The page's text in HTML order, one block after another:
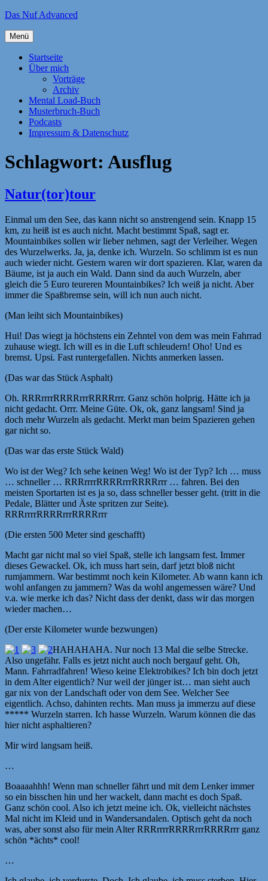
Zum
springen
Das Nuf Advanced
Menü
Startseite
Über mich
Vorträge
Archiv
Mental Load-Buch
Musterbruch-Buch
Podcasts
Impressum & Datenschutz
Schlagwort: Ausflug
Natur(tor)tour
Einmal um den See, das kann nicht so anstrengend sein. Knapp 15
km, zu heiß ist es auch nicht. Macht bestimmt Spaß, sagt er.
Mountainbikes sollen wir lieber nehmen, sagt der Verleiher. Wegen
des Wurzelwerks. Ja, ja, denke ich. Wurzeln. So schlimm ist es nun
auch wieder nicht. Gestern waren wir dort spazieren. Klar, waren da
Bäume, ist ja auch ein Wald. Dann sind da auch Wurzeln, aber
gleich die 5 Euro teureren Mountainbikes? Ich weiß ja nicht. Aber
immer die Spaßbremse sein, will ich nun auch nicht.
(Man leiht sich Mountainbikes)
Hui! Das wiegt ja höchstens ein Zehntel von dem was mein Fahrrad
zuhause wiegt. Ich will es in die Luft schleudern! Oho! Und es
bremst. Upsi. Fast runtergefallen. Nichts anmerken lassen.
(Das war das Stück Asphalt)
Oh. RRRrrrrRRRRrrrRRRRrrr. Ganz schön holprig. Hätte ich ja
nicht gedacht. Orrr. Meine Güte. Ok, ok, ganz langsam! Sind ja
doch mehr Wurzeln als gedacht. Merkt man beim Spazieren gehen
gar nicht so.
(Das war das erste Stück Wald)
Wo ist der Weg? Ich sehe keinen Weg! Wo ist der Typ? Ich … muss
… schneller … RRRrrrrRRRRrrrRRRRrrr … fahren. Bei den
meisten Sportarten ist es ja so, dass schneller besser geht. (tritt in die
Pedale, Blätter und Äste spritzen zur Seite).
RRRrrrrRRRRrrrRRRRrrr
(Die ersten 500 Meter sind geschafft)
Macht gar nicht mal so viel Spaß, stelle ich langsam fest. Immer
dieses Gewackel. Ok, ich muss hart sein, darf jetzt bloß nicht
rumjammern. War bestimmt noch kein Kilometer. Ab wann kann ich
wohl anfangen zu jammern? Was da wohl angemessen wäre? Und
v.a. wie merke ich das? Nicht dass der denkt, dass wir das morgen
wieder machen…
(Der erste Kilometer wurde bezwungen)
HAHAHAHA. Nur noch 13 Mal die selbe Strecke.
Also ungefähr. Falls es jetzt nicht auch noch bergauf geht. Oh,
Mann. Fahrradfahren! Wieso keine Elektrobikes? Ich bin doch jetzt
in dem Alter eigentlich? Nur weil der jünger ist… man sieht auch
gar nix von der Landschaft oder von dem See. Welcher See
eigentlich. Achso, dahinten rechts. Man muss ja immerzu auf diese
***** Wurzeln starren. Ich hasse Wurzeln. Warum können die das
hier nicht asphaltieren?
Mir wird langsam heiß.
…
Boaaaahhh! Wenn man schneller fährt und mit dem Lenker immer
so ein bisschen hin und her wackelt, dann macht es doch Spaß.
Ganz schön cool. Also ich jetzt meine ich. Ok, vielleicht nächstes
Mal nicht im Kleid und in Wandersandalen. Optisch geht da noch
was, aber sonst also für mein Alter RRRrrrrRRRRrrrRRRRrrr ganz
schön *ächts* cool!
…